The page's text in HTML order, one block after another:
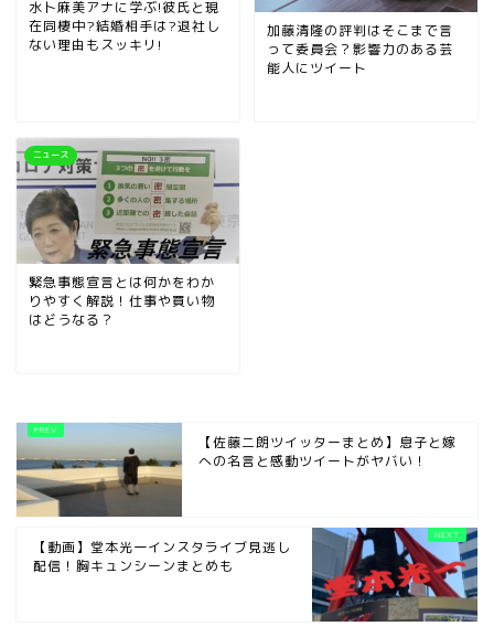
水卜麻美アナに学ぶ!彼氏と現
在同棲中?結婚相手は?退社し
ない理由もスッキリ!
加藤清隆の評判はそこまで言
って委員会？影響力のある芸
能人にツイート
ニュース
緊急事態宣言とは何かをわか
りやすく解説！仕事や買い物
はどうなる？
【佐藤二朗ツイッターまとめ】息子と嫁
への名言と感動ツイートがヤバい！
【動画】堂本光一インスタライブ見逃し
配信！胸キュンシーンまとめも